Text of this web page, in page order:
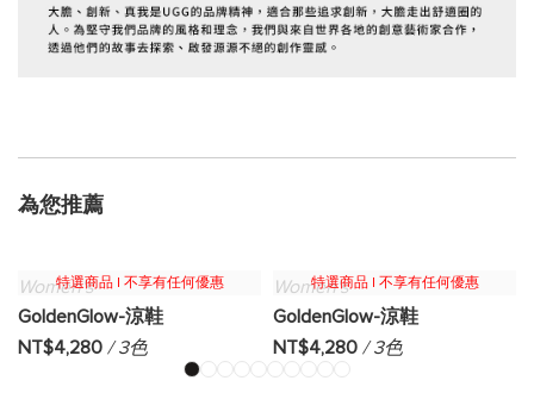
為您推薦
特選商品 | 不享有任何優惠
Women's
GoldenGlow-涼鞋
NT$4,280 / 3色
特選商品 | 不享有任何優惠
Women's
GoldenGlow-涼鞋
NT$4,280 / 3色